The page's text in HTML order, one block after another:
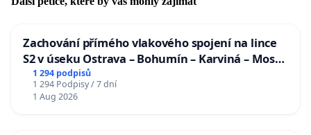
Zachování přímého vlakového spojení na lince
S2 v úseku Ostrava – Bohumín – Karviná – Mosty
u Jablunkova
1 294 podpisů
1 294 Podpisy / 7 dní
1 Aug 2026